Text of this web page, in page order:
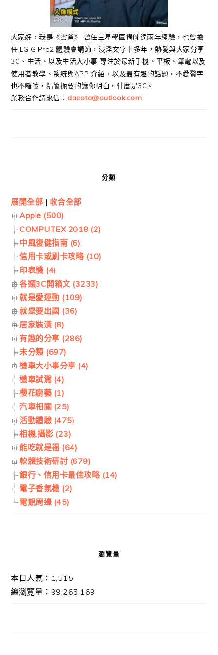
大家好，我是《雲爸》 曾任三星學園講師達兩年經驗，也曾擔
任 LG G Pro2 體驗會講師，浸淫文字十多年，熱愛與大家分享
3C、生活、以及生活大小事 專注於最新手機、平板、筆電以及
使用者教學、系統與APP 介紹，以及最有趣的話題，不愛贅字
也不囉嗦，精簡扼要的讓你明白，什麼是3C。
業務合作請來信： dacota@outlook.com
分類
展開全部 | 收合全部
Apple (500)
COMPUTEX 2018 (2)
中風復健指南 (6)
信用卡或刷卡攻略 (10)
印表機 (4)
各類3C開箱文 (3233)
就是愛運動 (109)
就是要出國 (36)
居家裝潢 (8)
有趣的分享 (286)
未分類 (697)
機車大小事分享 (4)
機車試駕 (4)
櫻花廚藝 (1)
汽車相關 (25)
活動體驗 (475)
相機.攝影 (23)
能吃就是福 (64)
軟體技術研討 (679)
銀行、信用卡最佳攻略 (14)
電子香氛機 (2)
電競周邊 (45)
瀏覽量
本日人氣：1,515
總瀏覽量：99,265,169